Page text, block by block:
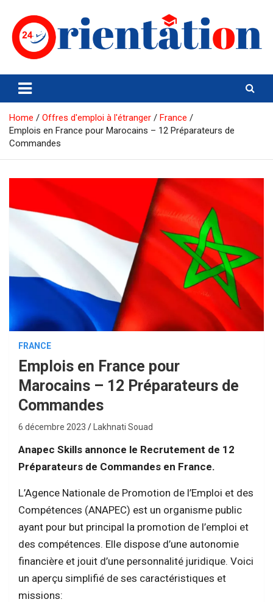
content
Orientation24
Emploi et Orientation au Maroc
Home Offres d'emploi à l'étranger
France
Emplois en France pour Marocains – 12 Préparateurs de
Commandes
FRANCE
Emplois en France pour
Marocains – 12 Préparateurs de
Commandes
6 décembre 2023 Lakhnati Souad
Anapec Skills annonce le Recrutement de 12
Préparateurs de Commandes en France.
L’Agence Nationale de Promotion de l’Emploi et des
Compétences (ANAPEC) est un organisme public
ayant pour but principal la promotion de l’emploi et
des compétences. Elle dispose d’une autonomie
financière et jouit d’une personnalité juridique. Voici
un aperçu simplifié de ses caractéristiques et
missions: